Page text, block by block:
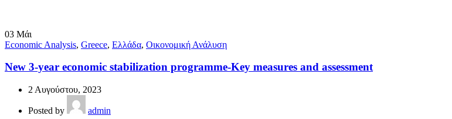
03 Μάι
Economic Analysis, Greece, Ελλάδα, Οικονομική Ανάλυση
New 3-year economic stabilization programme-Key measures and assessment
2 Αυγούστου, 2023
Posted by
admin